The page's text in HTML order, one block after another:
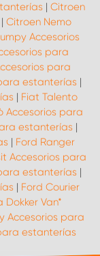
| Citroen
| Citroen Nemo
Accesorios
para
para
estanterías |
| Fiat Talento
Accesorios para
estanterías |
| Ford Ranger
Accesorios para
estanterías |
| Ford Courier
Dokker Van*
Accesorios para
estanterías